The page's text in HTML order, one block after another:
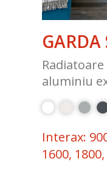
GARDA
aluminiu
Interax:
1600,